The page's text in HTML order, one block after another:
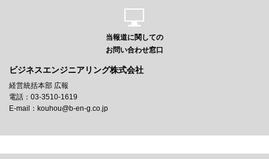
当報道に関しての
お問い合わせ窓口
ビジネスエンジニアリング株式会社
経営統括本部 広報
電話：03-3510-1619
E-mail：kouhou@b-en-g.co.jp